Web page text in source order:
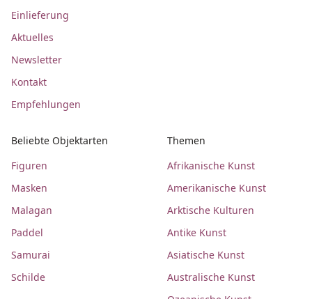
Einlieferung
Aktuelles
Newsletter
Kontakt
Empfehlungen
Beliebte Objektarten
Figuren
Masken
Malagan
Paddel
Samurai
Schilde
Themen
Afrikanische Kunst
Amerikanische Kunst
Arktische Kulturen
Antike Kunst
Asiatische Kunst
Australische Kunst